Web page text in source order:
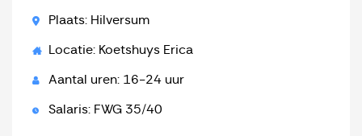
Plaats: Hilversum
Locatie: Koetshuys Erica
Aantal uren: 16-24 uur
Salaris: FWG 35/40